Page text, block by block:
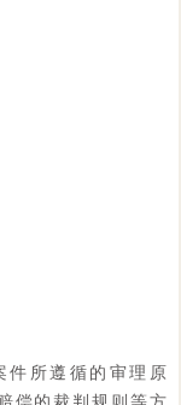
件所遵循的审理原